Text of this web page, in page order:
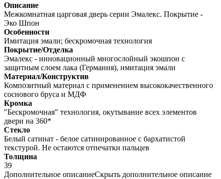
Описание
Межкомнатная царговая дверь серии Эмалекс. Покрытие -
Эко Шпон
Особенности
Имитация эмали; бескромочная технология
Покрытие/Отделка
Эмалекс - инновационный многослойный экошпон с
защитным слоем лака (Германия), имитация эмали
Материал/Конструктив
Композитный материал с применением высококачественного
соснового бруса и МДФ
Кромка
"Бескромочная" технология, окутывание всех элементов
двери на 360*
Стекло
Белый сатинат - белое сатинированное с бархатистой
текстурой. Не остаются отпечатки пальцев
Толщина
39
Дополнительное описаниеСкрыть дополнительное описание